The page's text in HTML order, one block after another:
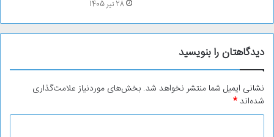
28 تیر 1405
دیدگاهتان را بنویسید
نشانی ایمیل شما منتشر نخواهد شد. بخش‌های موردنیاز علامت‌گذاری
شده‌اند*